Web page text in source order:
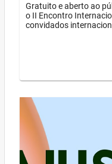
Gratuito e aberto ao
o II Encontro
convidados